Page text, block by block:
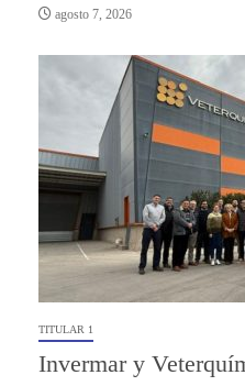
agosto 7, 2026
TITULAR 1
Invermar y